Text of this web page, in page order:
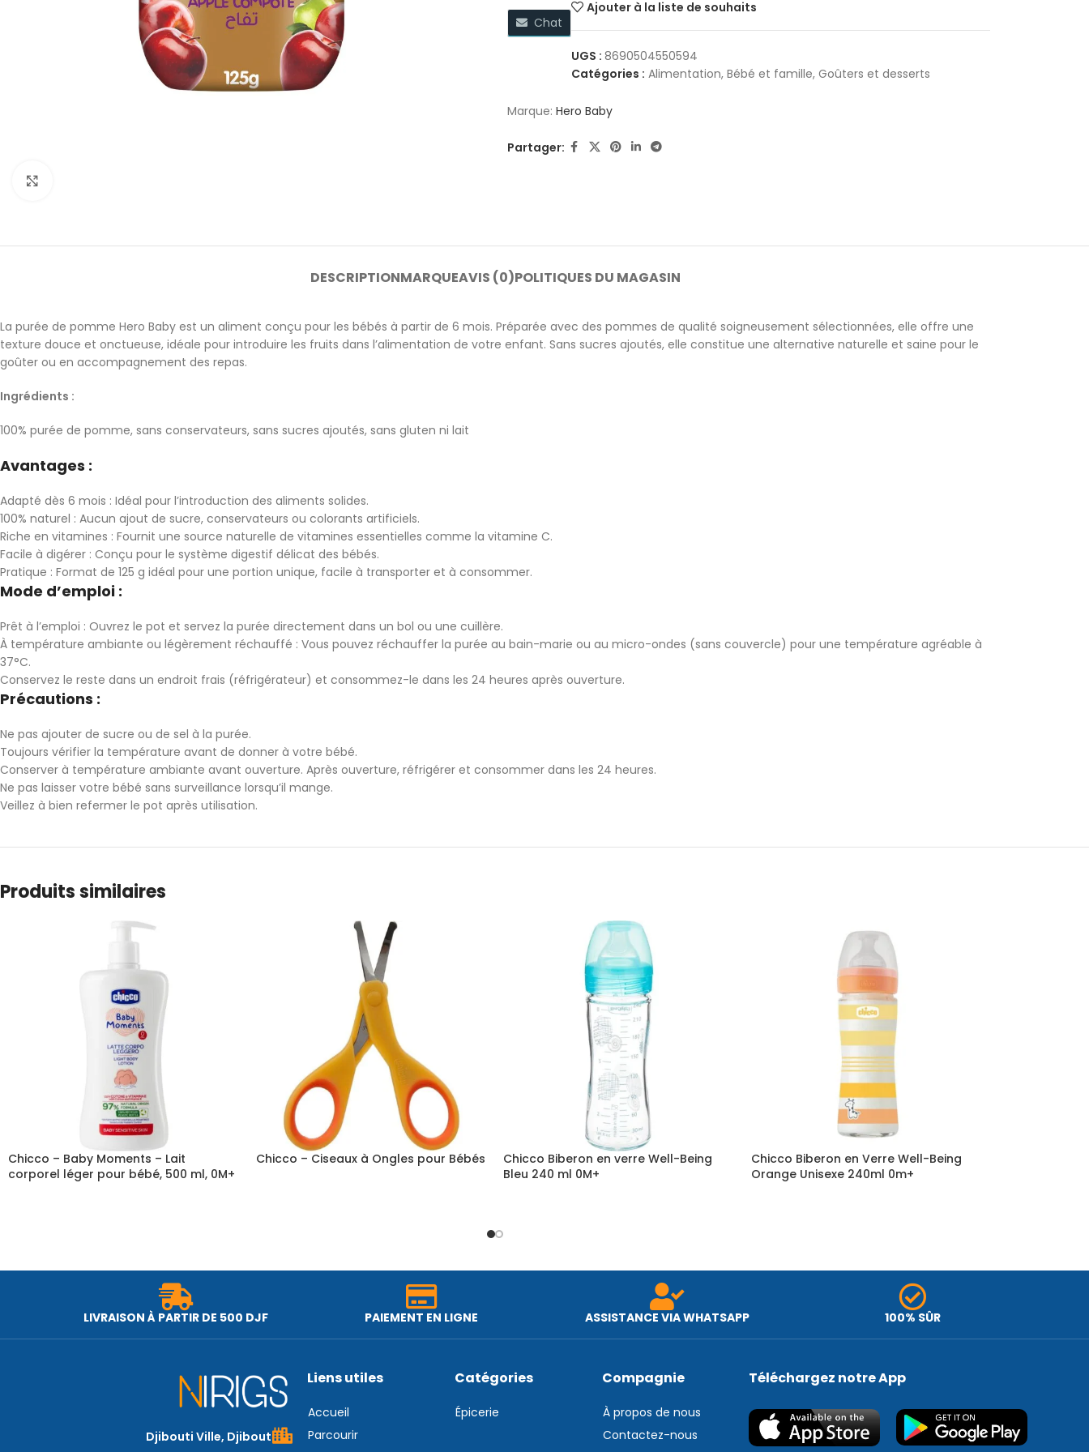
Ajouter à la liste de souhaits
Chat
UGS : 8690504550594
Catégories : Alimentation, Bébé et famille, Goûters et desserts
Marque: Hero Baby
Partager:
DESCRIPTIONMARQUEAVIS (0)POLITIQUES DU MAGASIN
La purée de pomme Hero Baby est un aliment conçu pour les bébés à partir de 6 mois. Préparée avec des pommes de qualité soigneusement sélectionnées, elle offre une
texture douce et onctueuse, idéale pour introduire les fruits dans l’alimentation de votre enfant. Sans sucres ajoutés, elle constitue une alternative naturelle et saine pour le
goûter ou en accompagnement des repas.
Ingrédients :
100% purée de pomme, sans conservateurs, sans sucres ajoutés, sans gluten ni lait
Avantages :
Adapté dès 6 mois : Idéal pour l’introduction des aliments solides.
100% naturel : Aucun ajout de sucre, conservateurs ou colorants artificiels.
Riche en vitamines : Fournit une source naturelle de vitamines essentielles comme la vitamine C.
Facile à digérer : Conçu pour le système digestif délicat des bébés.
Pratique : Format de 125 g idéal pour une portion unique, facile à transporter et à consommer.
Mode d’emploi :
Prêt à l’emploi : Ouvrez le pot et servez la purée directement dans un bol ou une cuillère.
À température ambiante ou légèrement réchauffé : Vous pouvez réchauffer la purée au bain-marie ou au micro-ondes (sans couvercle) pour une température agréable à
37°C.
Conservez le reste dans un endroit frais (réfrigérateur) et consommez-le dans les 24 heures après ouverture.
Précautions :
Ne pas ajouter de sucre ou de sel à la purée.
Toujours vérifier la température avant de donner à votre bébé.
Conserver à température ambiante avant ouverture. Après ouverture, réfrigérer et consommer dans les 24 heures.
Ne pas laisser votre bébé sans surveillance lorsqu’il mange.
Veillez à bien refermer le pot après utilisation.
Produits similaires
Chicco – Baby Moments – Lait
corporel léger pour bébé, 500 ml, 0M+
Chicco – Ciseaux à Ongles pour Bébés
Chicco Biberon en verre Well-Being
Bleu 240 ml 0M+
Chicco Biberon en Verre Well-Being
Orange Unisexe 240ml 0m+
LIVRAISON À PARTIR DE 500 DJF PAIEMENT EN LIGNE ASSISTANCE VIA WHATSAPP 100% SÛR
Djibouti Ville, Djibouti
Liens utiles
Accueil
Parcourir
Catégories
Épicerie
Compagnie
À propos de nous
Contactez-nous
Téléchargez notre App